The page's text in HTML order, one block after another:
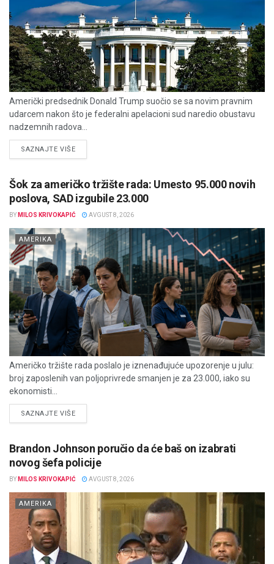
Američki predsednik Donald Trump suočio se sa novim pravnim
udarcem nakon što je federalni apelacioni sud naredio obustavu
nadzemnih radova...
SAZNAJTE VIŠEDETAILS
Šok za američko tržište rada: Umesto 95.000 novih
poslova, SAD izgubile 23.000
BY MILOS KRIVOKAPIĆ AVGUST 8, 2026
AMERIKA
Američko tržište rada poslalo je iznenađujuće upozorenje u julu:
broj zaposlenih van poljoprivrede smanjen je za 23.000, iako su
ekonomisti...
SAZNAJTE VIŠEDETAILS
Brandon Johnson poručio da će baš on izabrati
novog šefa policije
BY MILOS KRIVOKAPIĆ AVGUST 8, 2026
AMERIKA